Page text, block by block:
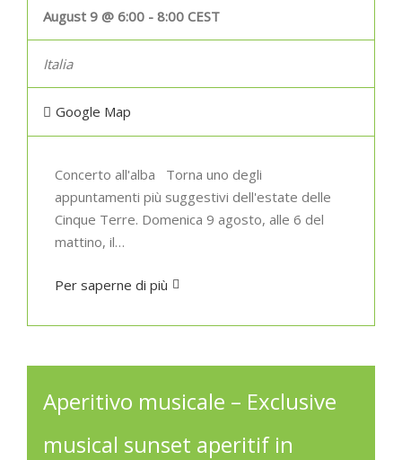
August 9 @ 6:00 - 8:00 CEST
Italia
Google Map
Concerto all'alba Torna uno degli
appuntamenti più suggestivi dell'estate delle
Cinque Terre. Domenica 9 agosto, alle 6 del
mattino, il…
Per saperne di più
Aperitivo musicale – Exclusive
musical sunset aperitif in